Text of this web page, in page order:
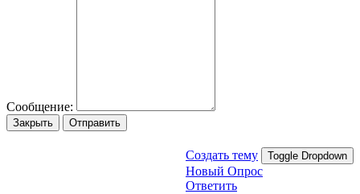
Сообщение:
Закрыть Отправить
Создать тему Toggle Dropdown
Новый Опрос
Ответить